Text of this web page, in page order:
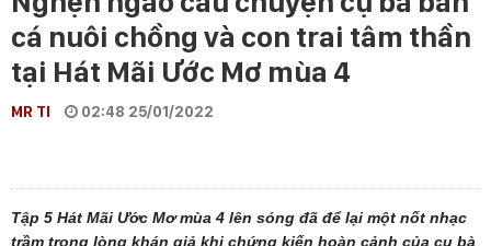
cá nuôi chồng và con trai tâm thần
tại Hát Mãi Ước Mơ mùa 4
MR TI 02:48 25/01/2022
Tập 5 Hát Mãi Ước Mơ mùa 4 lên sóng đã để lại một nốt nhạc
trầm trong lòng khán giả khi chứng kiến hoàn cảnh của cụ bà